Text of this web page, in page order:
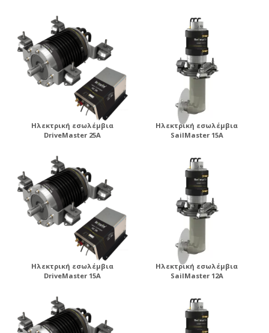
Ηλεκτρική εσωλέμβια
DriveMaster 25A
Ηλεκτρική εσωλέμβια
DriveMaster 15A
Ηλεκτρική εσωλέμβια
SailMaster 15A
Ηλεκτρική εσωλέμβια
SailMaster 12A